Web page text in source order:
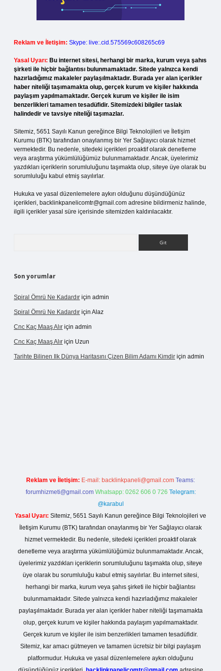
Reklam ve İletişim: Skype: live:.cid.575569c608265c69
Yasal Uyarı: Bu internet sitesi, herhangi bir marka, kurum veya şahıs
şirketi ile hiçbir bağlantısı bulunmamaktadır. Sitede yalnızca kendi
hazırladığımız makaleler paylaşılmaktadır. Burada yer alan içerikler
haber niteliği taşımamakta olup, gerçek kurum ve kişiler hakkında
paylaşım yapılmamaktadır. Gerçek kurum ve kişiler ile isim
benzerlikleri tamamen tesadüfidir. Sitemizdeki bilgiler taslak
halindedir ve tavsiye niteliği taşımazlar.
Sitemiz, 5651 Sayılı Kanun gereğince Bilgi Teknolojileri ve İletişim
Kurumu (BTK) tarafından onaylanmış bir Yer Sağlayıcı olarak hizmet
vermektedir. Bu nedenle, sitedeki içerikleri proaktif olarak denetleme
veya araştırma yükümlülüğümüz bulunmamaktadır. Ancak, üyelerimiz
yazdıkları içeriklerin sorumluluğunu taşımakta olup, siteye üye olarak bu
sorumluluğu kabul etmiş sayılırlar.
Hukuka ve yasal düzenlemelere aykırı olduğunu düşündüğünüz
içerikleri, backlinkpanelicomtr@gmail.com adresine bildirmeniz halinde,
ilgili içerikler yasal süre içerisinde sitemizden kaldırılacaktır.
Son yorumlar
Spiral Ömrü Ne Kadardır için admin
Spiral Ömrü Ne Kadardır için Alaz
Cnc Kaç Maaş Alır için admin
Cnc Kaç Maaş Alır için Uzun
Tarihte Bilinen Ilk Dünya Haritasını Çizen Bilim Adamı Kimdir için admin
Reklam ve İletişim: E-mail: backlinkpaneli@gmail.com Teams:
forumhizmeti@gmail.com Whatsapp: 0262 606 0 726 Telegram:
@karabul
Yasal Uyarı: Sitemiz, 5651 Sayılı Kanun gereğince Bilgi Teknolojileri ve
İletişim Kurumu (BTK) tarafından onaylanmış bir Yer Sağlayıcı olarak
hizmet vermektedir. Bu nedenle, sitedeki içerikleri proaktif olarak
denetleme veya araştırma yükümlülüğümüz bulunmamaktadır. Ancak,
üyelerimiz yazdıkları içeriklerin sorumluluğunu taşımakta olup, siteye
üye olarak bu sorumluluğu kabul etmiş sayılırlar. Bu internet sitesi,
herhangi bir marka, kurum veya şahıs şirketi ile hiçbir bağlantısı
bulunmamaktadır. Sitede yalnızca kendi hazırladığımız makaleler
paylaşılmaktadır. Burada yer alan içerikler haber niteliği taşımamakta
olup, gerçek kurum ve kişiler hakkında paylaşım yapılmamaktadır.
Gerçek kurum ve kişiler ile isim benzerlikleri tamamen tesadüfidir.
Sitemiz, kar amacı gütmeyen ve tamamen ücretsiz bir bilgi paylaşım
platformudur. Hukuka ve yasal düzenlemelere aykırı olduğunu